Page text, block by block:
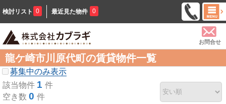
検討リスト 0 最近見た物件 0
お問合せ
龍ケ崎市川原代町の賃貸物件一覧
募集中のみ表示
該当物件 1 件
空き数 0 件